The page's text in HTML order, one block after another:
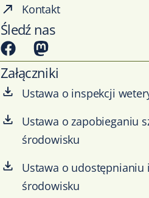
Kontakt
Śledź nas
Załączniki
Ustawa o inspekcji
Ustawa o zapobieganiu
środowisku
Ustawa o
środowisku